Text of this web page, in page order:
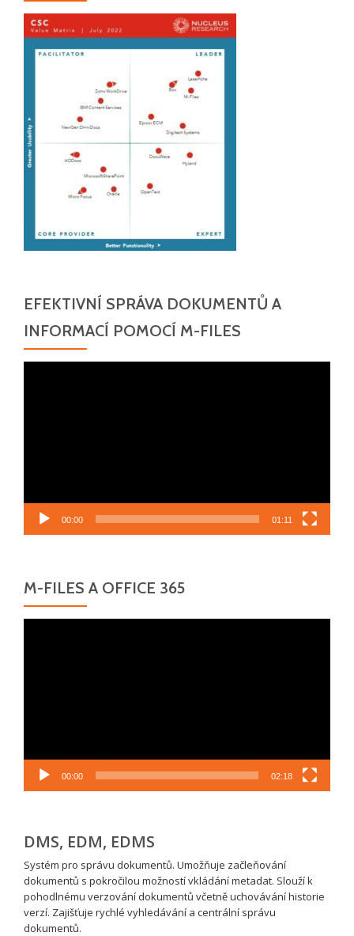
EFEKTIVNÍ SPRÁVA DOKUMENTŮ A
INFORMACÍ POMOCÍ M-FILES
00:00 01:11
M-FILES A OFFICE 365
00:00 02:18
DMS, EDM, EDMS
Systém pro správu dokumentů. Umožňuje začleňování
dokumentů s pokročilou možností vkládání metadat. Slouží k
pohodlnému verzování dokumentů včetně uchovávání historie
verzí. Zajišťuje rychlé vyhledávání a centrální správu
dokumentů.